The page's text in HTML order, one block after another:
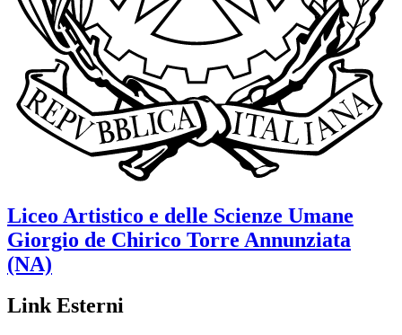
Liceo Artistico e delle Scienze Umane
Giorgio de Chirico Torre Annunziata
(NA)
Link Esterni